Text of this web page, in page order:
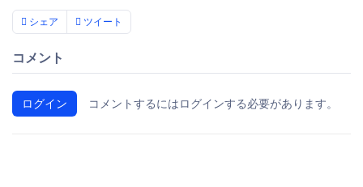
シェア ツイート
コメント
ログイン コメントするにはログインする必要があります。